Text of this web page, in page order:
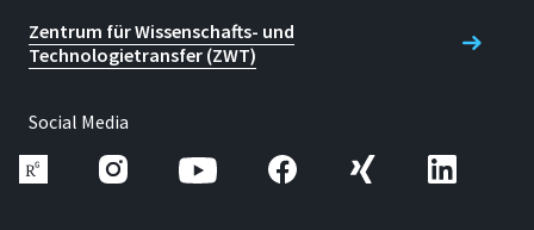
Zentrum für Wissenschafts- und
Technologietransfer (ZWT)
Social Media